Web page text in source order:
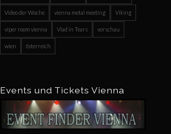
Video der Woche vienna metal meeting Viking
viper room vienna Vlad in Tears vorschau
wien österreich
Events und Tickets Vienna